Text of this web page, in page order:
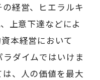
経営、ヒエラルキ
上意下達などによ
本経営において
ダイムではいけま
、人の価値を最大